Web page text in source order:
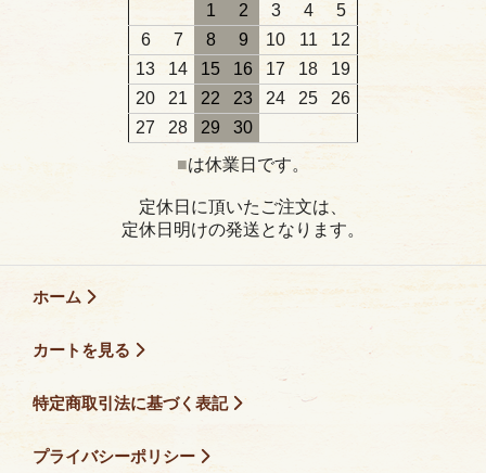
1
2 3 4
5
6
7 8 9 10 11
12
13
14 15 16 17 18
19
20
21 22 23 24 25
26
27
28 29
30
■は休業日です。
定休日に頂いたご注文は、
定休日明けの発送となります。
ホーム
カートを見る
特定商取引法に基づく表記
プライバシーポリシー